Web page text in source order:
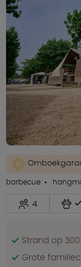
barbecue
4
Strand op
Grote